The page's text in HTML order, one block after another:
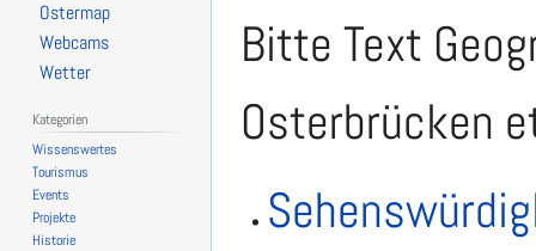
Bitte Text
Osterbrücken
Ostermap
Webcams
Wetter
Kategorien
Wissenswertes
Tourismus
Events
Projekte
Historie